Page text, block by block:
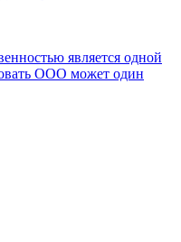
является одной
ООО может один